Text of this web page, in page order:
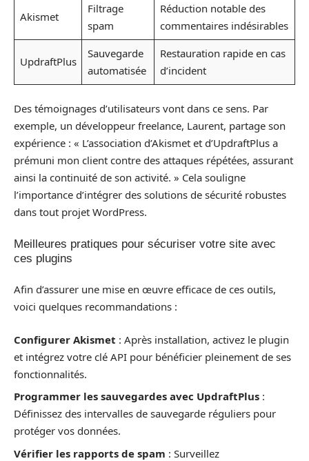
Akismet
Filtrage
spam
Réduction notable des
commentaires indésirables
UpdraftPlus
Sauvegarde
automatisée
Restauration rapide en cas
d’incident
Des témoignages d’utilisateurs vont dans ce sens. Par
exemple, un développeur freelance, Laurent, partage son
expérience : « L’association d’Akismet et d’UpdraftPlus a
prémuni mon client contre des attaques répétées, assurant
ainsi la continuité de son activité. » Cela souligne
l’importance d’intégrer des solutions de sécurité robustes
dans tout projet WordPress.
Meilleures pratiques pour sécuriser votre site avec
ces plugins
Afin d’assurer une mise en œuvre efficace de ces outils,
voici quelques recommandations :
Configurer Akismet : Après installation, activez le plugin
et intégrez votre clé API pour bénéficier pleinement de ses
fonctionnalités.
Programmer les sauvegardes avec UpdraftPlus :
Définissez des intervalles de sauvegarde réguliers pour
protéger vos données.
Vérifier les rapports de spam : Surveillez